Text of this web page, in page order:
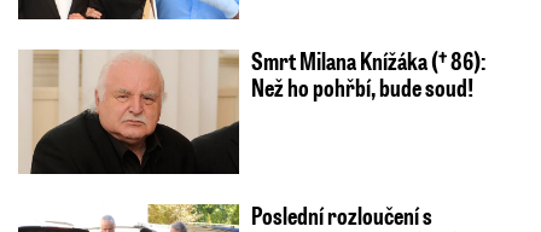
Smrt Milana Knížáka († 86):
Než ho pohřbí, bude soud!
Poslední rozloučení s